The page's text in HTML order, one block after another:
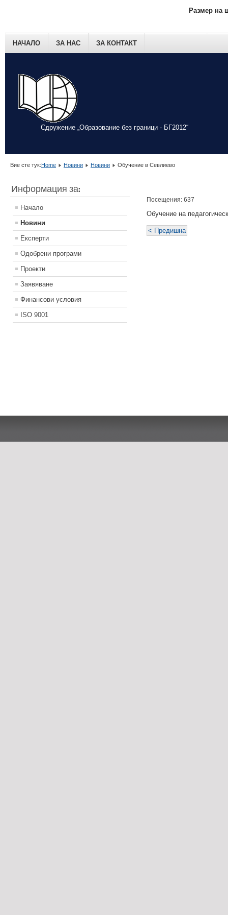
Сдружение „Образование без граници - БГ2012“
НАЧАЛО ЗА НАС ЗА КОНТАКТ
Размер на
Вие сте тук: Home Новини Новини Обучение в Севлиево
Информация за:
Начало
Новини
Експерти
Одобрени програми
Проекти
Заявяване
Финансови условия
ISO 9001
Посещения: 637
Обучение на
< Предишна